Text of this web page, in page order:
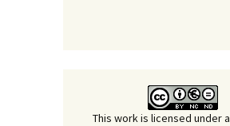
This work is licensed under a